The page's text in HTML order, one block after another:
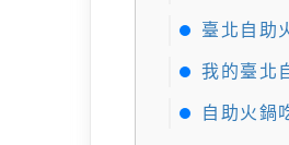
臺北自助
我的臺北
自助火鍋